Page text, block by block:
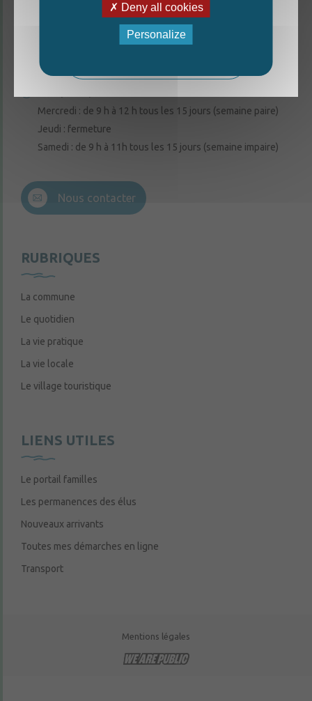
6 rue de la Harderie, 49220 Thorigné d’Anjou
02 41 95 32 15
Mercredi : de 9 h à 12 h tous les 15 jours (semaine paire)
Jeudi : fermeture
Samedi : de 9 h à 11h tous les 15 jours (semaine impaire)
Nous contacter
RUBRIQUES
La commune
Le quotidien
La vie pratique
La vie locale
Le village touristique
LIENS UTILES
Le portail familles
Les permanences des élus
Nouveaux arrivants
Toutes mes démarches en ligne
Transport
Mentions légales
La nouvelle édition du Mag est arrivée!
Deny all cookies
Personalize